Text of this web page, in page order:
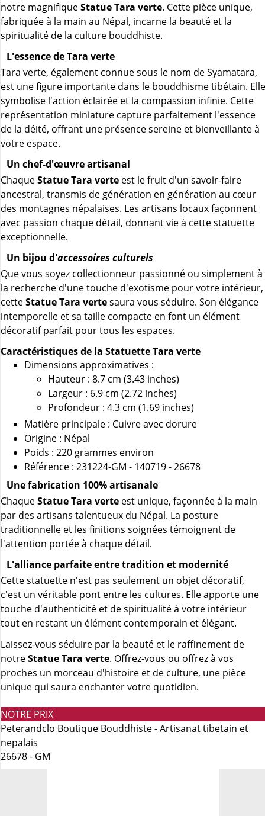
notre magnifiqueStatue Tara verte. Cette pièce unique,
fabriquée à la main au Népal, incarne la beauté et la
spiritualité de la culture bouddhiste.
L'essence de Tara verte
Tara verte, également connue sous le nom de Syamatara,
est une figure importante dans le bouddhisme tibétain. Elle
symbolise l'action éclairée et la compassion infinie. Cette
représentation miniature capture parfaitement l'essence
de la déité, offrant une présence sereine et bienveillante à
votre espace.
Un chef-d'œuvre artisanal
ChaqueStatue Tara verte est le fruit d'un savoir-faire
ancestral, transmis de génération en génération au cœur
des montagnes népalaises. Les artisans locaux façonnent
avec passion chaque détail, donnant vie à cette statuette
exceptionnelle.
Un bijou d'accessoires culturels
Que vous soyez collectionneur passionné ou simplement à
la recherche d'une touche d'exotisme pour votre intérieur,
cetteStatue Tara vertesaura vous séduire. Son élégance
intemporelle et sa taille compacte en font un élément
décoratif parfait pour tous les espaces.
Caractéristiques de la Statuette Tara verte
Dimensions approximatives :
Hauteur : 8.7 cm (3.43 inches)
Largeur : 6.9 cm (2.72 inches)
Profondeur : 4.3 cm (1.69 inches)
Matière principale : Cuivre avec dorure
Origine : Népal
Poids : 220 grammes environ
Référence : 231224-GM - 140719 - 26678
Une fabrication 100% artisanale
ChaqueStatue Tara verte est unique, façonnée à la main
par des artisans talentueux du Népal. La posture
traditionnelle et les finitions soignées témoignent de
l'attention portée à chaque détail.
L'alliance parfaite entre tradition et modernité
Cette statuette n'est pas seulement un objet décoratif,
c'est un véritable pont entre les cultures. Elle apporte une
touche d'authenticité et de spiritualité à votre intérieur
tout en restant un élément contemporain et élégant.
Laissez-vous séduire par la beauté et le raffinement de
notreStatue Tara verte. Offrez-vous ou offrez à vos
proches un morceau d'histoire et de culture, une pièce
unique qui saura enchanter votre quotidien.
NOTRE PRIX
Peterandclo Boutique Bouddhiste - Artisanat tibetain et
nepalais
26678 - GM